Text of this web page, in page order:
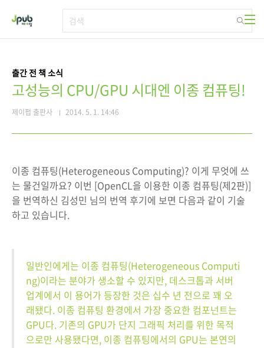
출간 전 책 소식
고성능의 CPU/GPU 시대엔 이종 컴퓨팅!
제이펍 출판사 2014. 5. 1. 14:46
이종 컴퓨팅(Heterogeneous Computing)? 이게 무엇에 쓰
는 물건일까요? 이번 [OpenCL을 이용한 이종 컴퓨팅(제2판)]
을 번역하신 김성민 님의 번역 후기에 보면 다음과 같이 기술
하고 있습니다.
일반인에게는 이종 컴퓨팅(Heterogeneous Computi
ng)이라는 분야가 생소할 수 있지만, 데스크톱과 서버
업계에서 이 용어가 등장한 것은 십수 년 전으로 꽤 오
래됐다. 이종 컴퓨팅 환경에서 가장 중요한 컴포넌트는
GPU다. 기존의 GPU가 단지 그래픽 처리를 위한 목적
으로만 사용됐다면, 이종 컴퓨팅에서의 GPU는 본연의